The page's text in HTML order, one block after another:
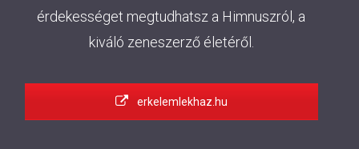
érdekességet megtudhatsz a Himnuszról, a
kiváló zeneszerző életéről.
erkelemlekhaz.hu